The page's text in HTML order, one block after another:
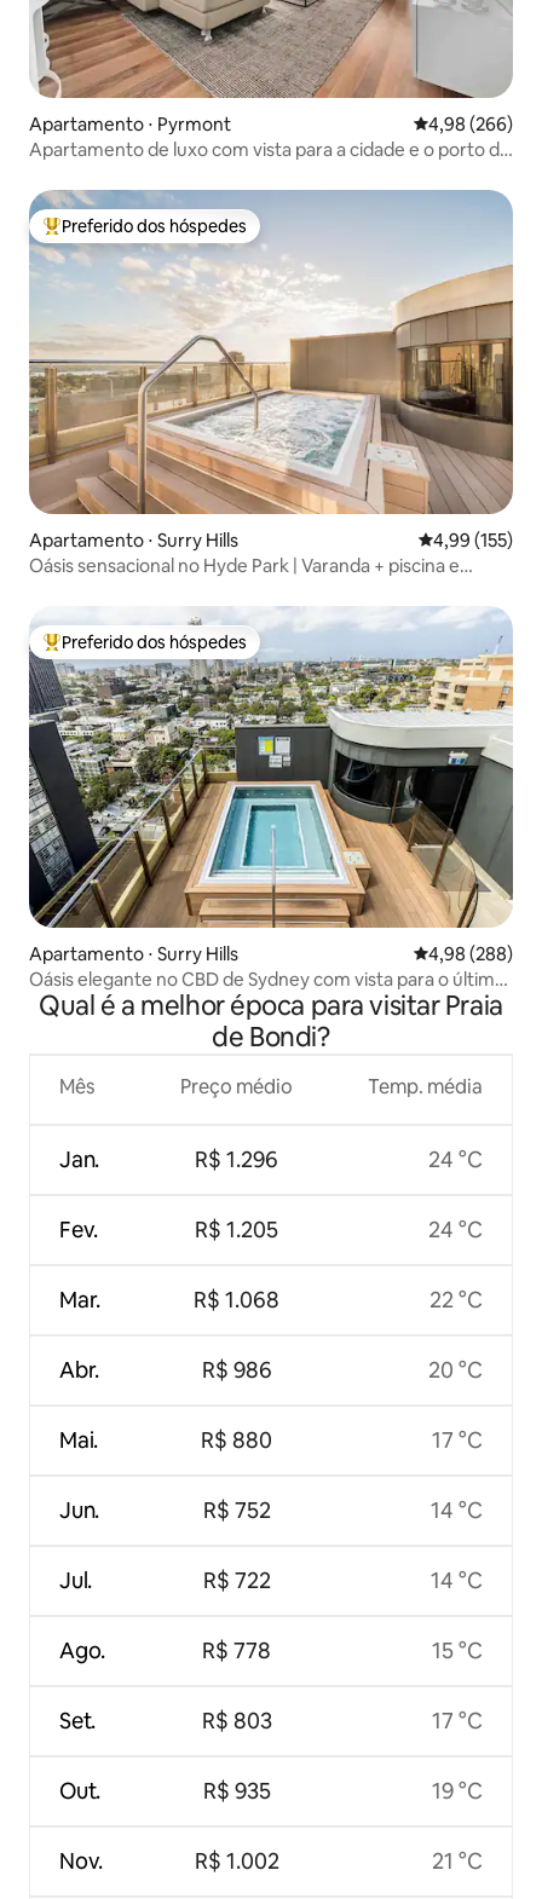
Apartamento ⋅ Pyrmont 4,98 de uma
4,98 (266)
Apartamento de luxo com vista para a cidade e o porto de
Entre os melhores preferidos dos hóspedes
Preferido dos hóspedes
Apartamento ⋅ Surry Hills 4,99 de uma
4,99 (155)
Oásis sensacional no Hyde Park | Varanda + piscina e
Entre os melhores preferidos dos hóspedes
Preferido dos hóspedes
Apartamento ⋅ Surry Hills 4,98 de uma
4,98 (288)
Oásis elegante no CBD de Sydney com vista para o último
andar e piscina
Qual é a melhor época para visitar Praia
de Bondi?
Mês
Jan.
Fev.
Mar.
Abr.
Mai.
Jun.
Jul.
Ago.
Set.
Out.
Nov.
Preço médio
R$ 1.296
R$ 1.205
R$ 1.068
R$ 986
R$ 880
R$ 752
R$ 722
R$ 778
R$ 803
R$ 935
R$ 1.002
Temp. média
24 °C
24 °C
22 °C
20 °C
17 °C
14 °C
14 °C
15 °C
17 °C
19 °C
21 °C